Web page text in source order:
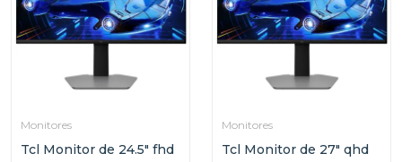
Monitores
Tcl Monitor de 24.5" fhd
Monitores
Tcl Monitor de 27" qhd